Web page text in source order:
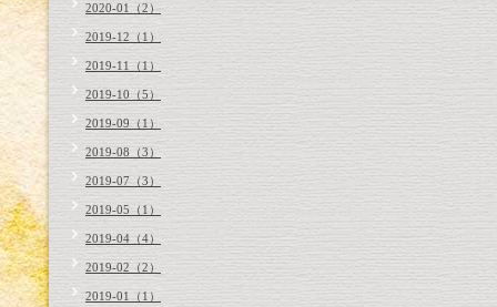
2020-01（2）
2019-12（1）
2019-11（1）
2019-10（5）
2019-09（1）
2019-08（3）
2019-07（3）
2019-05（1）
2019-04（4）
2019-02（2）
2019-01（1）